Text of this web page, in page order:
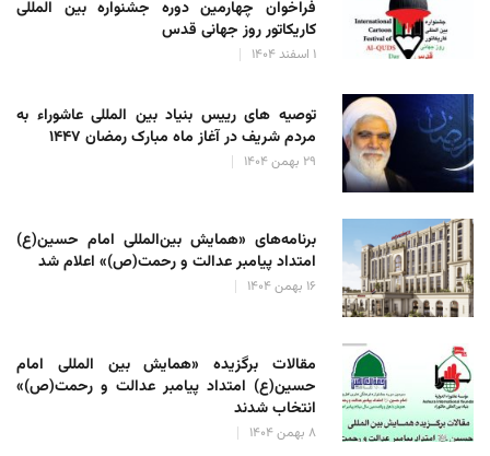
فراخوان چهارمین دوره جشنواره بین المللی
کاریکاتور روز جهانی قدس
۱ اسفند ۱۴۰۴
توصیه های رییس بنیاد بین المللی عاشوراء به
مردم شریف در آغاز ماه مبارک رمضان ۱۴۴۷
۲۹ بهمن ۱۴۰۴
برنامه‌های «همایش بین‌المللی امام حسین(ع)
امتداد پیامبر عدالت و رحمت(ص)» اعلام شد
۱۶ بهمن ۱۴۰۴
مقالات برگزیده «همایش بین المللی امام
حسین(ع) امتداد پیامبر عدالت و رحمت(ص)»
انتخاب شدند
۸ بهمن ۱۴۰۴